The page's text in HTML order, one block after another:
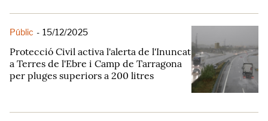
Públic - 15/12/2025
Protecció Civil activa l'alerta de l'Inuncat
a Terres de l'Ebre i Camp de Tarragona
per pluges superiors a 200 litres